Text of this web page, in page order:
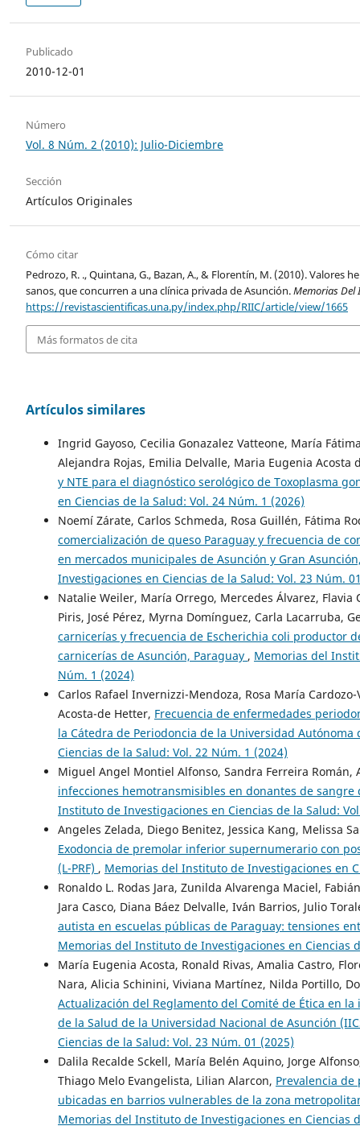
Publicado
2010-12-01
Número
Vol. 8 Núm. 2 (2010): Julio-Diciembre
Sección
Artículos Originales
Cómo citar
Pedrozo, R. ., Quintana, G., Bazan, A., & Florentín, M. (2010).
sanos, que concurren a una clínica privada de Asunción.Memorias Del
https://revistascientificas.una.py/index.php/RIIC/article/view/1665
Más formatos de cita
Artículos similares
Ingrid Gayoso, Cecilia Gonazalez Vatteone, María
Alejandra Rojas, Emilia Delvalle, Maria Eugenia Acosta
y NTE para el diagnóstico serológico de Toxoplasma
en Ciencias de la Salud: Vol. 24 Núm. 1 (2026)
Noemí Zárate, Carlos Schmeda, Rosa Guillén, Fátima
comercialización de queso Paraguay y frecuencia de
en mercados municipales de Asunción y Gran
Investigaciones en Ciencias de la Salud: Vol. 23 Núm.
Natalie Weiler, María Orrego, Mercedes Álvarez,
Piris, José Pérez, Myrna Domínguez, Carla Lacarruba,
carnicerías y frecuencia de Escherichia coli productor
carnicerías de Asunción, Paraguay , Memorias del
Núm. 1 (2024)
Carlos Rafael Invernizzi-Mendoza, Rosa María
Acosta-de Hetter, Frecuencia de enfermedades
la Cátedra de Periodoncia de la Universidad
Ciencias de la Salud: Vol. 22 Núm. 1 (2024)
Miguel Angel Montiel Alfonso, Sandra Ferreira Román,
infecciones hemotransmisibles en donantes de
Instituto de Investigaciones en Ciencias de la Salud:
Angeles Zelada, Diego Benitez, Jessica Kang, Melissa
Exodoncia de premolar inferior supernumerario con
(L-PRF) , Memorias del Instituto de Investigaciones en
Ronaldo L. Rodas Jara, Zunilda Alvarenga Maciel,
Jara Casco, Diana Báez Delvalle, Iván Barrios, Julio
autista en escuelas públicas de Paraguay: tensiones
Memorias del Instituto de Investigaciones en Ciencias
María Eugenia Acosta, Ronald Rivas, Amalia Castro,
Nara, Alicia Schinini, Viviana Martínez, Nilda Portillo,
Actualización del Reglamento del Comité de Ética en
de la Salud de la Universidad Nacional de Asunción
Ciencias de la Salud: Vol. 23 Núm. 01 (2025)
Dalila Recalde Sckell, María Belén Aquino, Jorge
Thiago Melo Evangelista, Lilian Alarcon, Prevalencia
ubicadas en barrios vulnerables de la zona
Memorias del Instituto de Investigaciones en Ciencias